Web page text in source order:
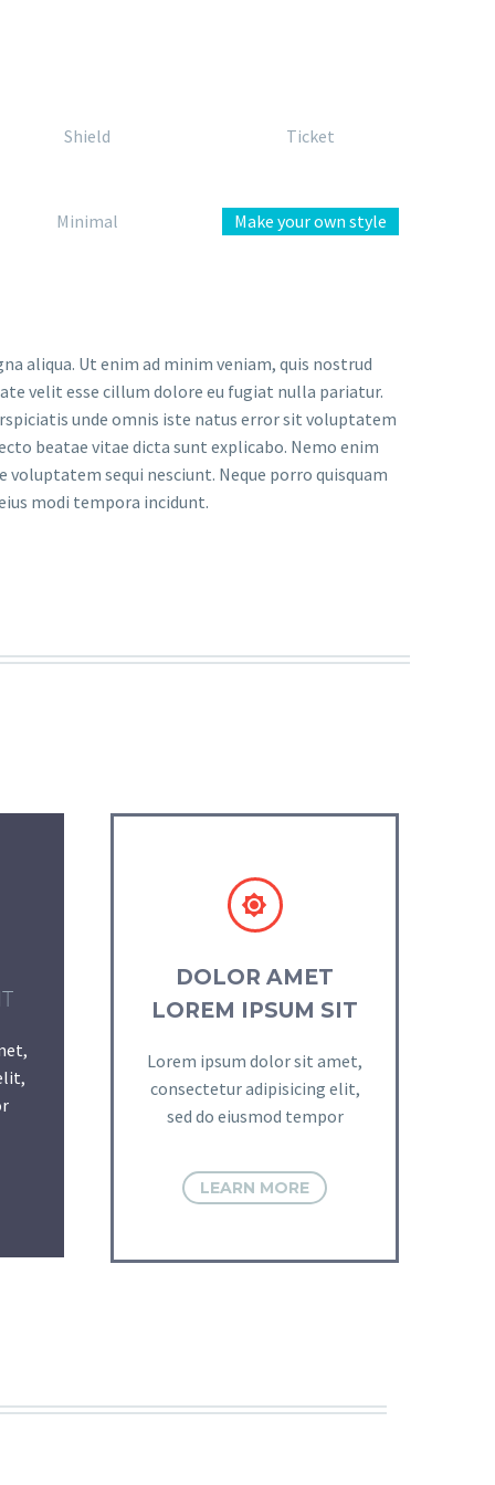
Shield Ticket
Minimal Make your own style
aliqua. Ut enim ad minim veniam, quis nostrud
velit esse cillum dolore eu fugiat nulla pariatur.
unde omnis iste natus error sit voluptatem
beatae vitae dicta sunt explicabo. Nemo enim
sequi nesciunt. Neque porro quisquam
modi tempora incidunt.


DOLOR AMET
LOREM IPSUM SIT
Lorem ipsum dolor sit amet,
consectetur adipisicing elit,
sed do eiusmod tempor
LEARN MORE